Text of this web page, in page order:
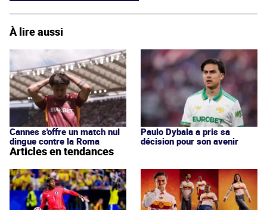
À lire aussi
Cannes s'offre un match nul
dingue contre la Roma
Paulo Dybala a pris sa
décision pour son avenir
Articles en tendances